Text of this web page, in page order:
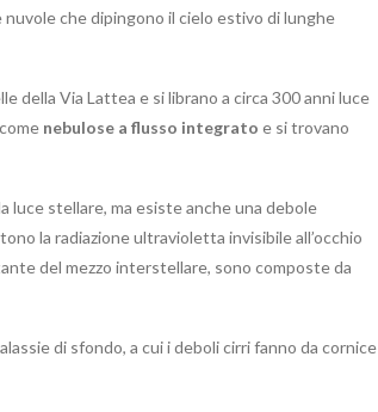
che dipingono il cielo estivo di lunghe
della Via Lattea e si librano a circa 300 anni luce
nebulose a flusso integrato e si trovano
luce stellare, ma esiste anche una debole
la radiazione ultravioletta invisibile all’occhio
del mezzo interstellare, sono composte da
di sfondo, a cui i deboli cirri fanno da cornice